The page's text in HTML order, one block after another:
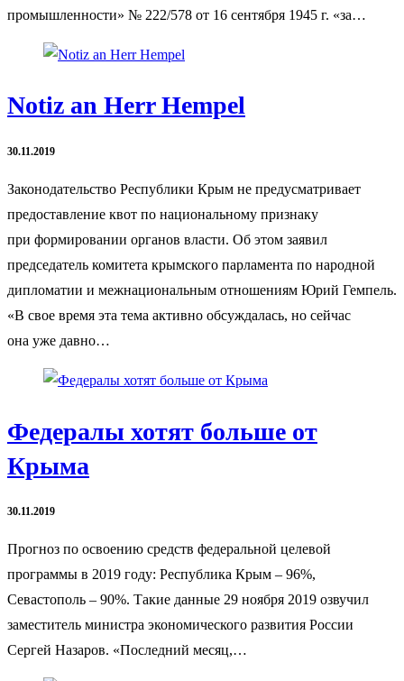
промышленности» № 222/578 от 16 сентября 1945 г. «за…
Notiz an Herr Hempel
30.11.2019
Законодательство Республики Крым не предусматривает
предоставление квот по национальному признаку
при формировании органов власти. Об этом заявил
председатель комитета крымского парламента по народной
дипломатии и межнациональным отношениям Юрий Гемпель.
«В свое время эта тема активно обсуждалась, но сейчас
она уже давно…
Федералы хотят больше от
Крыма
30.11.2019
Прогноз по освоению средств федеральной целевой
программы в 2019 году: Республика Крым – 96%,
Севастополь – 90%. Такие данные 29 ноября 2019 озвучил
заместитель министра экономического развития России
Сергей Назаров. «Последний месяц,…